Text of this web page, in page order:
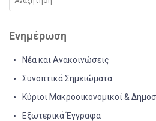
Ενημέρωση
Νέα και Ανακοινώσεις
Συνοπτικά Σημειώματα
Κύριοι Μακροοικονομικοί &
Εξωτερικά Έγγραφα